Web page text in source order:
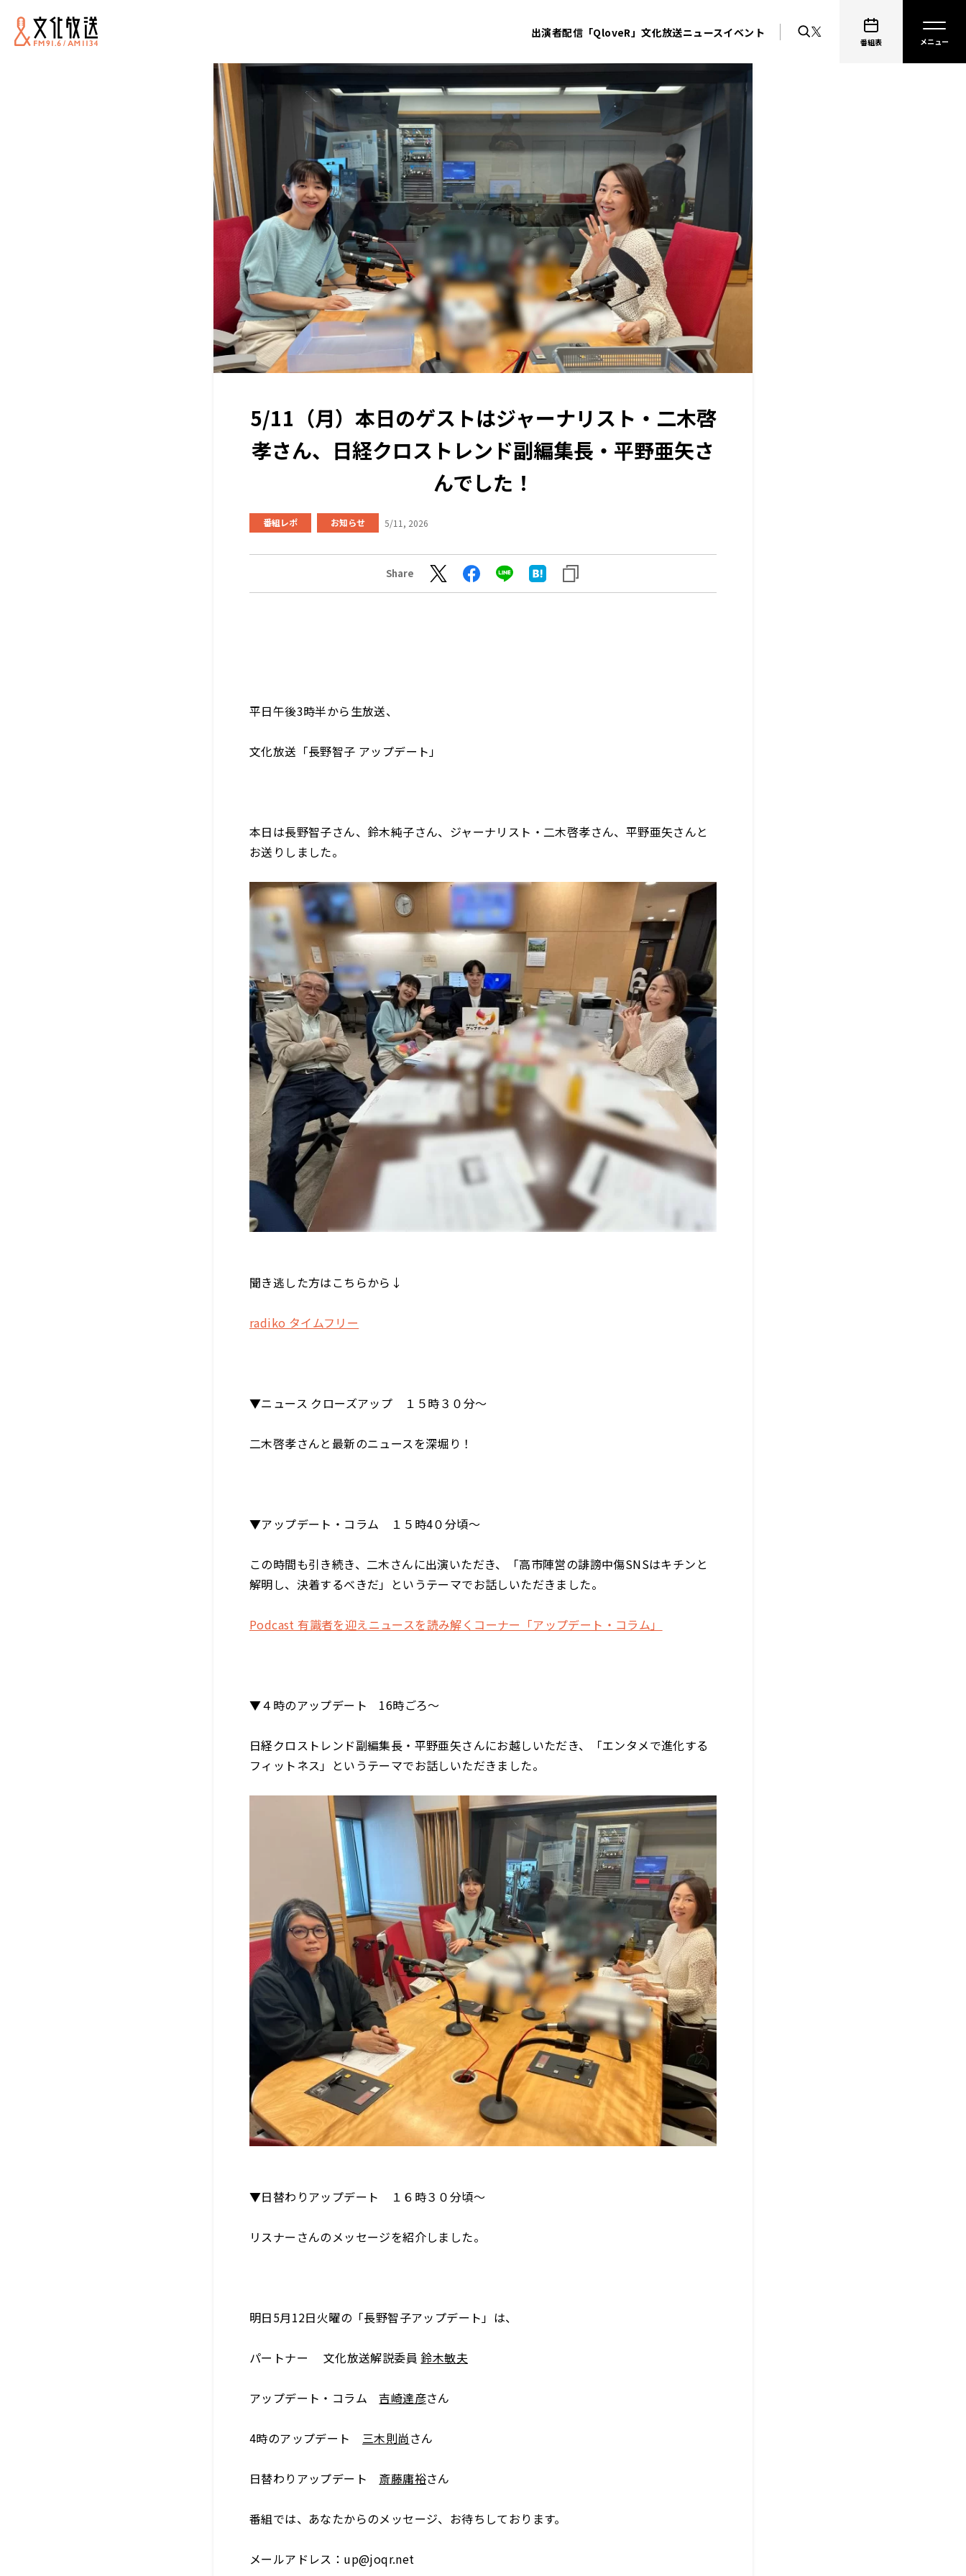
出演者配信「QloveR」文化放送ニュースイベント
番組表
5/11（月）本日のゲストはジャーナリスト・二木啓
孝さん、日経クロストレンド副編集長・平野亜矢さ
んでした！
番組レポ お知らせ 5/11, 2026
Share
平日午後3時半から生放送、
文化放送「長野智子 アップデート」
本日は長野智子さん、鈴木純子さん、ジャーナリスト・二木啓孝さん、平野亜矢さんと
お送りしました。
聞き逃した方はこちらから↓
radiko タイムフリー
▼ニュース クローズアップ １５時３０分～
二木啓孝さんと最新のニュースを深堀り！
▼アップデート・コラム １５時4０分頃～
この時間も引き続き、二木さんに出演いただき、「高市陣営の誹謗中傷SNSはキチンと
解明し、決着するべきだ」というテーマでお話しいただきました。
Podcast 有識者を迎えニュースを読み解くコーナー「アップデート・コラム」
▼４時のアップデート 16時ごろ～
日経クロストレンド副編集長・平野亜矢さんにお越しいただき、「エンタメで進化する
フィットネス」というテーマでお話しいただきました。
▼日替わりアップデート １６時３０分頃～
リスナーさんのメッセージを紹介しました。
明日5月12日火曜の「長野智子アップデート」は、
パートナー 文化放送解説委員 鈴木敏夫
アップデート・コラム吉崎達彦さん
4時のアップデート 三木則尚さん
日替わりアップデート 斎藤庸裕さん
番組では、あなたからのメッセージ、お待ちしております。
メールアドレス：up@joqr.net